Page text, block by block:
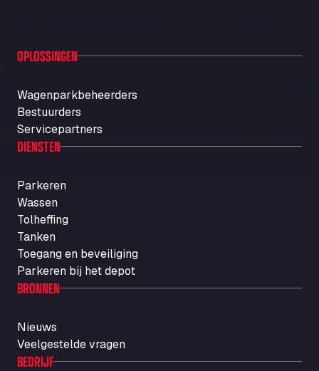
OPLOSSINGEN
Wagenparkbeheerders
Bestuurders
Servicepartners
DIENSTEN
Parkeren
Wassen
Tolheffing
Tanken
Toegang en beveiliging
Parkeren bij het depot
BRONNEN
Nieuws
Veelgestelde vragen
BEDRIJF